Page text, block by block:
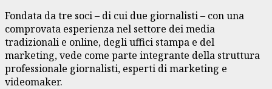
Fondata da tre soci – di cui due giornalisti – con una
comprovata esperienza nel settore dei media
tradizionali e online, degli uffici stampa e del
marketing, vede come parte integrante della struttura
professionale giornalisti, esperti di marketing e
videomaker.